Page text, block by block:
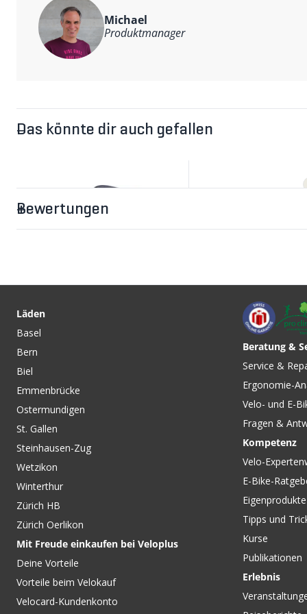
Passend zu folgenden Ersatzteilen
33016638TQ Range Extender Kabel
33020091TQ Range Extender Kabel Road
Wichtig zum Versand von Akkus
E-Bike-Akkus gelten als Gefahrgut und werden
Michael
Produktmanager
Das könnte dir auch gefallen
CHF 449.00
RANGE EXTENDER Zusatz-
Akku 160Wh für SL-System /
schwarz von SPECIALIZED
CHF 699.00
RANGE EXTENDER
von SPECIALIZED
Bewertungen
Läden
Basel
Bern
Biel
Emmenbrücke
Ostermundigen
St. Gallen
Steinhausen-Zug
Wetzikon
Winterthur
Zürich HB
Zürich Oerlikon
Mit Freude einkaufen bei Veloplus
Deine Vorteile
Vorteile beim Velokauf
Velocard-Kundenkonto
Beratung &
Service &
Ergonomie-
Velo- und E-
Fragen &
Kompetenz
Velo-
E-Bike-
Eigenprodukte
Tipps und
Kurse
Publikationen
Erlebnis